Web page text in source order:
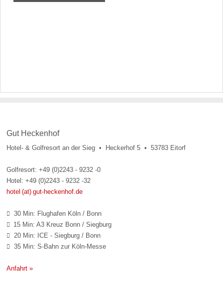
Gut Heckenhof
Hotel- & Golfresort an der Sieg • Heckerhof 5 • 53783 Eitorf
Golfresort: +49 (0)2243 - 9232 -0
Hotel: +49 (0)2243 - 9232 -32
hotel (at) gut-heckenhof.de
 30 Min: Flughafen Köln / Bonn
 15 Min: A3 Kreuz Bonn / Siegburg
 20 Min: ICE - Siegburg / Bonn
 35 Min: S-Bahn zur Köln-Messe
Anfahrt »